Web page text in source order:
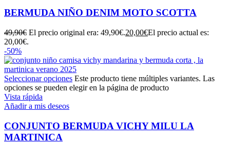
BERMUDA NIÑO DENIM MOTO SCOTTA
49,90€ El precio original era: 49,90€.20,00€El precio actual es:
20,00€.
-50%
Seleccionar opciones Este producto tiene múltiples variantes. Las
opciones se pueden elegir en la página de producto
Vista rápida
Añadir a mis deseos
CONJUNTO BERMUDA VICHY MILU LA
MARTINICA